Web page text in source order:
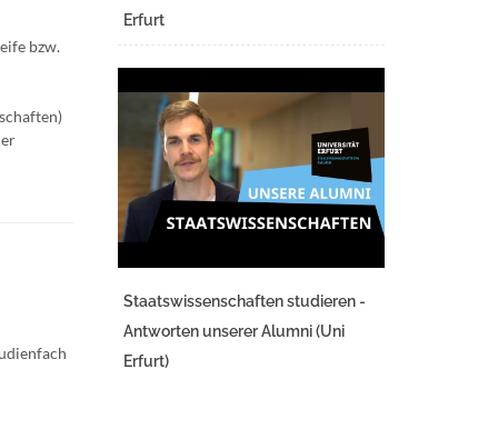
bzw.
Erfurt
Staatswissenschaften studieren -
Antworten unserer Alumni (Uni
Erfurt)